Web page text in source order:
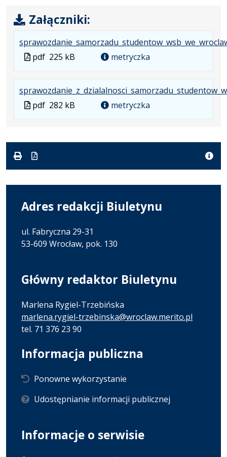
Załączniki:
Plik
pdf 225 kB metryczka
Plik
pdf 282 kB metryczka
Adres redakcji Biuletynu
ul. Fabryczna 29-31
53-609 Wrocław, pok. 130
Główny redaktor Biuletynu
Marlena Rygiel-Trzebińska
marlena.rygiel-trzebinska@wroclaw.merito.pl
tel. 71 376 23 90
Informacja publiczna
Ponowne wykorzystanie
Udostępnianie informacji publicznej
Informacje o serwisie